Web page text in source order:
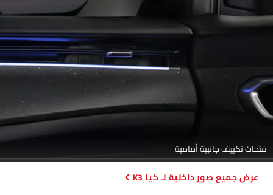
فتحات تكييف جانبية أمامية
صور داخلية لـ كيا K3